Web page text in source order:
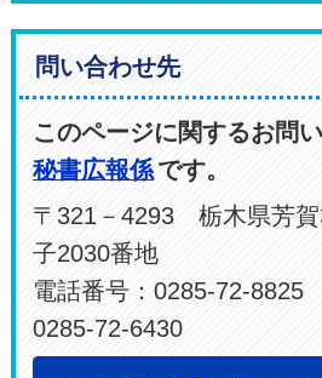
問い合わせ先
このページに関するお問
秘書広報係です。
〒321－4293 栃木県芳賀
子2030番地
電話番号：0285-72-8825
0285-72-6430